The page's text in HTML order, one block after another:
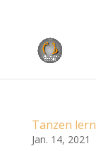
Tanzen
Jan. 14, 2021